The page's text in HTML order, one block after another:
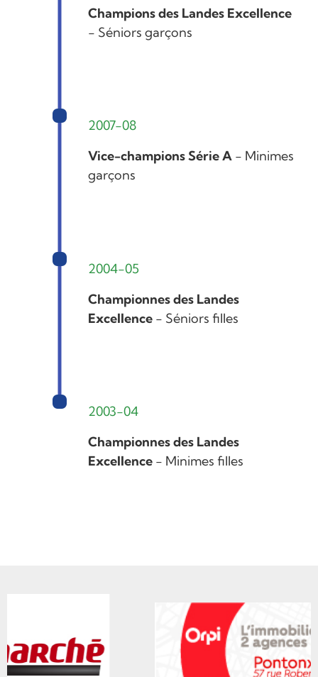
Champions des Landes Excellence
- Séniors garçons
2007-08
Vice-champions Série A - Minimes
garçons
2004-05
Championnes des Landes
Excellence - Séniors filles
2003-04
Championnes des Landes
Excellence - Minimes filles